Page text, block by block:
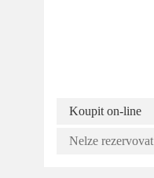
Koupit on-line
Nelze rezervovat